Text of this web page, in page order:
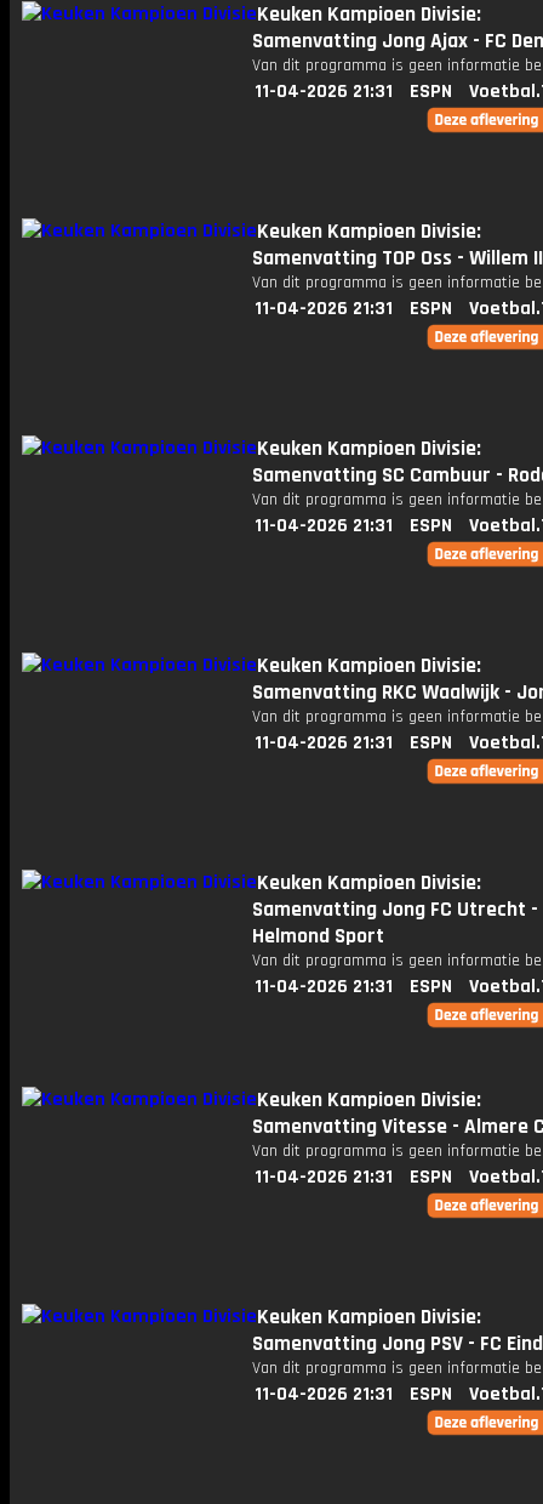
Keuken Kampioen Divisie:
Samenvatting Jong Ajax - FC
Van dit programma is geen informatie
11-04-2026 21:31 ESPN
Keuken Kampioen Divisie:
Samenvatting TOP Oss - Willem II
Van dit programma is geen informatie
11-04-2026 21:31 ESPN
Keuken Kampioen Divisie:
Samenvatting SC Cambuur -
Van dit programma is geen informatie
11-04-2026 21:31 ESPN
Keuken Kampioen Divisie:
Samenvatting RKC Waalwijk -
Van dit programma is geen informatie
11-04-2026 21:31 ESPN
Keuken Kampioen Divisie:
Samenvatting Jong FC Utrecht -
Helmond Sport
Van dit programma is geen informatie
11-04-2026 21:31 ESPN
Keuken Kampioen Divisie:
Samenvatting Vitesse - Almere
Van dit programma is geen informatie
11-04-2026 21:31 ESPN
Keuken Kampioen Divisie:
Samenvatting Jong PSV - FC
Van dit programma is geen informatie
11-04-2026 21:31 ESPN